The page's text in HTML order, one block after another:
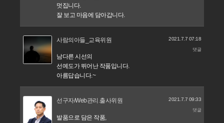
멋집니다.
잘 보고 마음에 담아갑니다.
사람의아들_교육위원 2021.7.7 07:18
댓글
남다른 시선의
선예도가 뛰어난 작품입니다.
아름답습니다.~
선구자/Web관리.출사위원 2021.7.7 09:33
댓글
발품으로 담은 작품,